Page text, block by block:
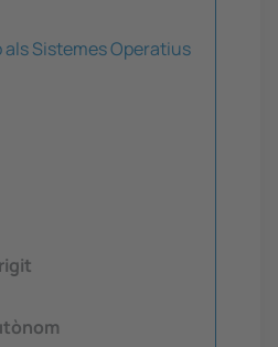
als Sistemes Operatius